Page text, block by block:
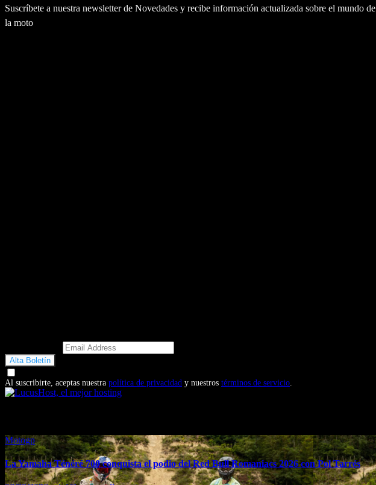
Suscríbete a nuestra newsletter de Novedades y recibe información actualizada sobre el mundo de
la moto
Al suscribirte, aceptas nuestra política de privacidad y nuestros términos de servicio.
Motogp
La Yamaha Ténéré 700 conquista el podio del Red Bull Romaniacs 2026 con Pol Tarrés